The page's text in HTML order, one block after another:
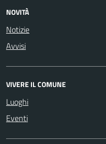
NOVITÀ
Notizie
Avvisi
VIVERE IL COMUNE
Luoghi
Eventi